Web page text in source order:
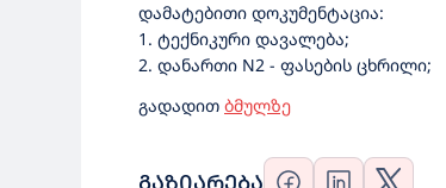
დამატებითი დოკუმენტაცია:
1. ტექნიკური დავალება;
2. დანართი N2 - ფასების ცხრილი;
გადადით ბმულზე
ᲒᲐᲖᲘᲐᲠᲔᲑᲐ